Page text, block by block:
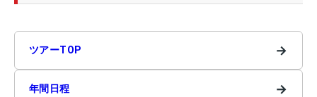
ツアーTOP →
年間日程 →